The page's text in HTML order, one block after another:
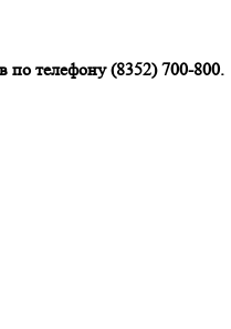
по телефону (8352) 700-800.